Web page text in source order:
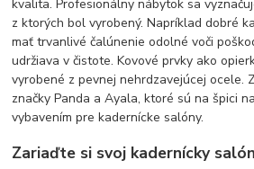
kvalita. Profesionálny nábytok sa
z ktorých bol vyrobený. Napríklad dobré
mať trvanlivé čalúnenie odolné voči
udržiava v čistote. Kovové prvky ako
vyrobené z pevnej nehrdzavejúcej ocele.
značky Panda a Ayala, ktoré sú na špici
vybavením pre kadernícke salóny.
Zariaďte si svoj kadernícky